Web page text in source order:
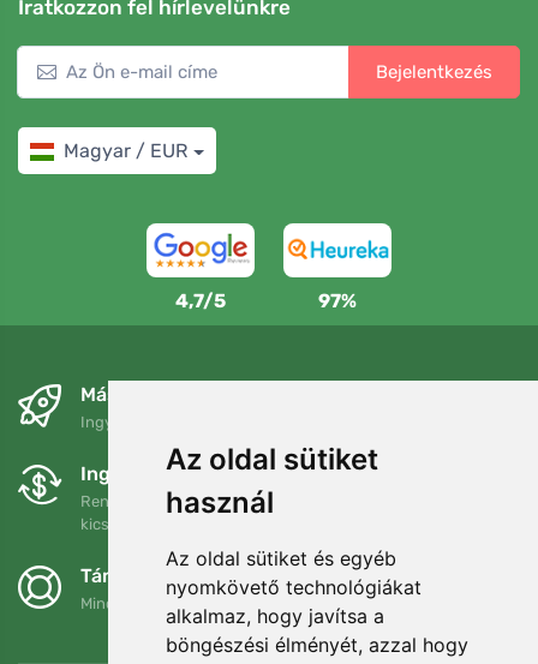
Az oldal sütiket
használ
Az oldal sütiket és egyéb
nyomkövető technológiákat
alkalmaz, hogy javítsa a
böngészési élményét, azzal hogy
Iratkozzon fel hírlevelünkre
Bejelentkezés
Magyar / EUR
4,7/5 97%
Másnapra és ingyenesen
Ingyenes szállítás a következő összeg felett: 80 EUR
Ingyenes csere és visszaküldés
Rendelését 90 napon belül bármikor visszaküldheti vagy
kicserélheti.
Támogatjuk a Trees.org-ot
Minden megrendelésért ültetünk egy fát! Bővebben